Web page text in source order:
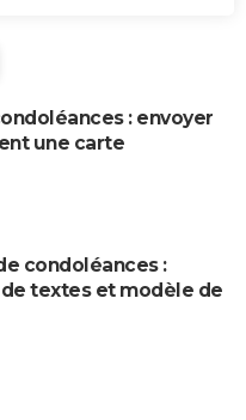
: envoyer
une carte
condoléances :
textes et modèle de